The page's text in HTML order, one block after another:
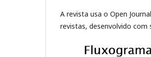
A revista usa o Open
revistas, desenvolvido